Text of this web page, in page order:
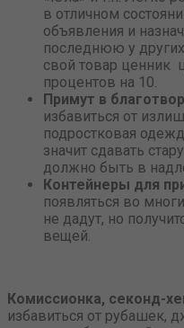
в отличном
объявления и
последнюю у
свой товар ценник
процентов на 10.
Примут в
избавиться от
подростковая
значит сдавать
должно быть в
Контейнеры для
появляться во
не дадут, но
вещей.
Комиссионка, секонд-
избавиться от рубашек,